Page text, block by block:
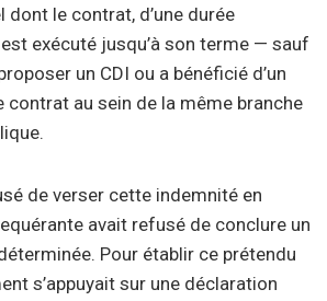
dont le contrat, d’une durée
exécuté jusqu’à son terme — sauf
un CDI ou a bénéficié d’un
contrat au sein de la même branche
de verser cette indemnité en
avait refusé de conclure un
Pour établir ce prétendu
s’appuyait sur une déclaration